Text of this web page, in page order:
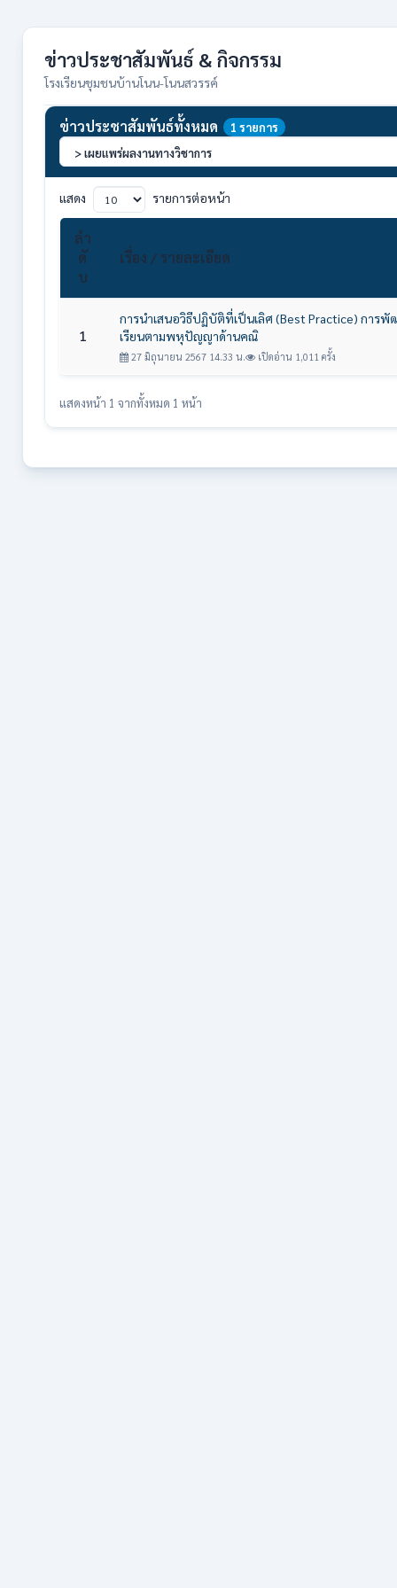
ข่าวประชาสัมพันธ์ & กิจกรรม
โรงเรียนชุมชนบ้านโนน-โนนสวรรค์
ข่าวประชาสัมพันธ์ทั้งหมด 1 รายการ
แสดง รายการต่อหน้า
ลำ
ดั
บ
เรื่อง / รายละเอียด
1
การนำเสนอวิธีปฏิบัติที่เป็นเลิศ (Best Practice) การ
เรียนตามพหุปัญญาด้านคณิ
27 มิถุนายน 2567 14.33 น. เปิดอ่าน 1,011 ครั้ง
แสดงหน้า 1 จากทั้งหมด 1 หน้า